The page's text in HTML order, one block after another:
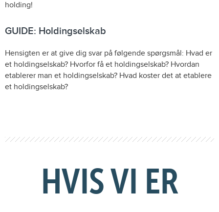
holding!
GUIDE: Holdingselskab
Hensigten er at give dig svar på følgende spørgsmål: Hvad er
et holdingselskab? Hvorfor få et holdingselskab? Hvordan
etablerer man et holdingselskab? Hvad koster det at etablere
et holdingselskab?
HVIS VI ER